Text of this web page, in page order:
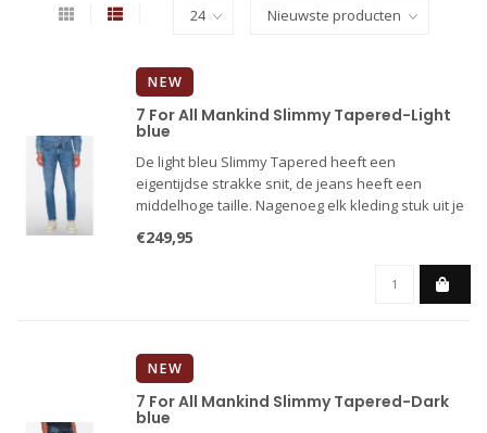
NEW
7 For All Mankind Slimmy Tapered-Light
blue
De light bleu Slimmy Tapered heeft een
eigentijdse strakke snit, de jeans heeft een
middelhoge taille. Nagenoeg elk kleding stuk uit je
broek van lichtblauw Stretch Tek Earthkind-denim.
€249,95
NEW
7 For All Mankind Slimmy Tapered-Dark
blue